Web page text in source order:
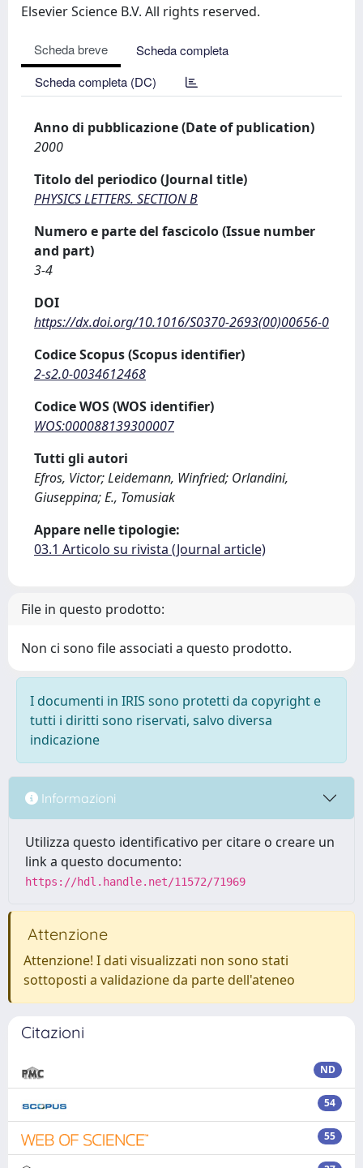
Elsevier Science B.V. All rights reserved.
Scheda breve
Scheda completa
Scheda completa (DC)
Anno di pubblicazione (Date of publication)
2000
Titolo del periodico (Journal title)
PHYSICS LETTERS. SECTION B
Numero e parte del fascicolo (Issue number
and part)
3-4
DOI
https://dx.doi.org/10.1016/S0370-2693(00)00656-0
Codice Scopus (Scopus identifier)
2-s2.0-0034612468
Codice WOS (WOS identifier)
WOS:000088139300007
Tutti gli autori
Efros, Victor; Leidemann, Winfried; Orlandini,
Giuseppina; E., Tomusiak
Appare nelle tipologie:
03.1 Articolo su rivista (Journal article)
File in questo prodotto:
Non ci sono file associati a questo prodotto.
I documenti in IRIS sono protetti da copyright e
tutti i diritti sono riservati, salvo diversa
indicazione
Informazioni
Utilizza questo identificativo per citare o creare un
link a questo documento:
https://hdl.handle.net/11572/71969
Attenzione
Attenzione! I dati visualizzati non sono stati
sottoposti a validazione da parte dell'ateneo
Citazioni
ND
54
55